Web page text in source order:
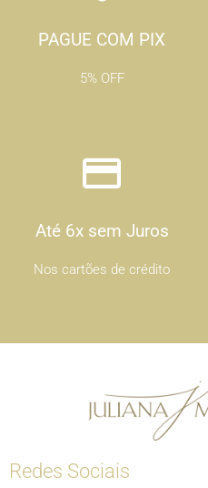
PAGUE COM PIX
5% OFF
Até 6x sem Juros
Nos cartões de crédito
Redes Sociais